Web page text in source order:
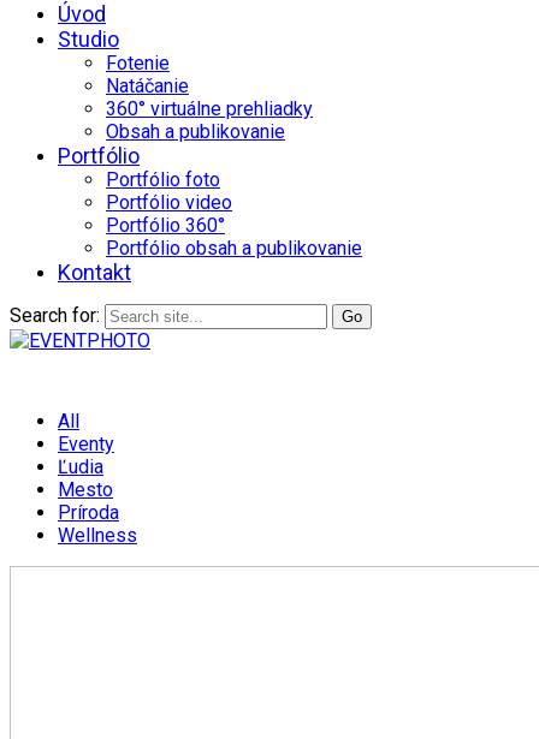
Úvod
Studio
Fotenie
Natáčanie
360° virtuálne prehliadky
Obsah a publikovanie
Portfólio
Portfólio foto
Portfólio video
Portfólio 360°
Portfólio obsah a publikovanie
Kontakt
Search for:
All
Eventy
Ľudia
Mesto
Príroda
Wellness